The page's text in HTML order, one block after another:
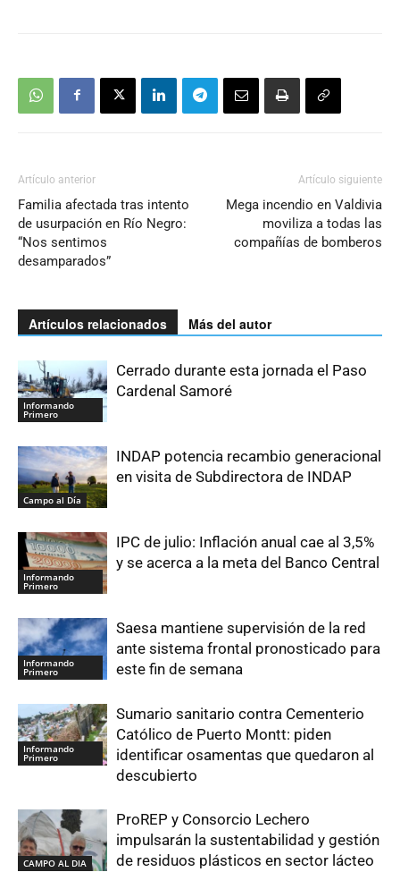
Artículo anterior
Familia afectada tras intento
de usurpación en Río Negro:
“Nos sentimos
desamparados”
Artículo siguiente
Mega incendio en Valdivia
moviliza a todas las
compañías de bomberos
Artículos relacionados Más del autor
Informando
Primero
Cerrado durante esta jornada el Paso
Cardenal Samoré
Campo al Día
INDAP potencia recambio generacional
en visita de Subdirectora de INDAP
Informando
Primero
IPC de julio: Inflación anual cae al 3,5%
y se acerca a la meta del Banco Central
Informando
Primero
Saesa mantiene supervisión de la red
ante sistema frontal pronosticado para
este fin de semana
Informando
Primero
Sumario sanitario contra Cementerio
Católico de Puerto Montt: piden
identificar osamentas que quedaron al
descubierto
CAMPO AL DIA
ProREP y Consorcio Lechero
impulsarán la sustentabilidad y gestión
de residuos plásticos en sector lácteo